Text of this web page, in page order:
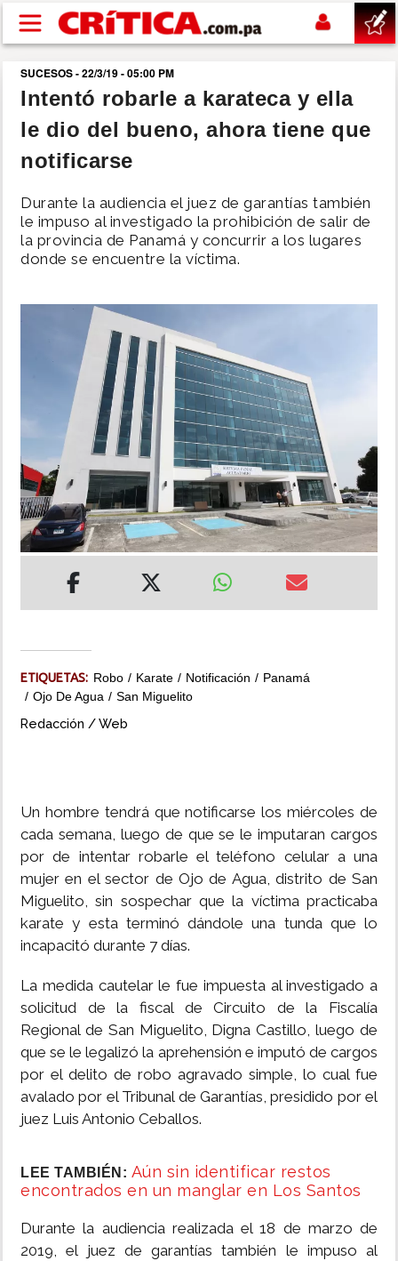
Pasar al contenido principal
buscar
SUCESOS
POLÍTICA
INSÓLITAS
MULTIMEDIA
IMPRESO
SUCESOS - 22/3/19 - 05:00 PM
Intentó robarle a karateca y ella
le dio del bueno, ahora tiene que
notificarse
Durante la audiencia el juez de garantías también
le impuso al investigado la prohibición de salir de
la provincia de Panamá y concurrir a los lugares
donde se encuentre la víctima.
ETIQUETAS: Robo Karate Notificación
Panamá
Ojo De Agua
San Miguelito
Redacción / Web
Un hombre tendrá que notificarse los miércoles de
cada semana, luego de que se le imputaran cargos
por de intentar robarle el teléfono celular a una
mujer en el sector de Ojo de Agua, distrito de San
Miguelito, sin sospechar que la víctima practicaba
karate y esta terminó dándole una tunda que lo
incapacitó durante 7 días.
La medida cautelar le fue impuesta al investigado a
solicitud de la fiscal de Circuito de la Fiscalía
Regional de San Miguelito, Digna Castillo, luego de
que se le legalizó la aprehensión e imputó de cargos
por el delito de robo agravado simple, lo cual fue
avalado por el Tribunal de Garantías, presidido por el
juez Luis Antonio Ceballos.
LEE TAMBIÉN: Aún sin identificar restos
encontrados en un manglar en Los Santos
Durante la audiencia realizada el 18 de marzo de
2019, el juez de garantías también le impuso al